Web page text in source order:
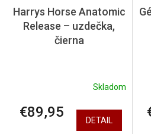
Harrys Horse Anatomic
Release – uzdečka,
čierna
Skladom
€89,95 DETAIL